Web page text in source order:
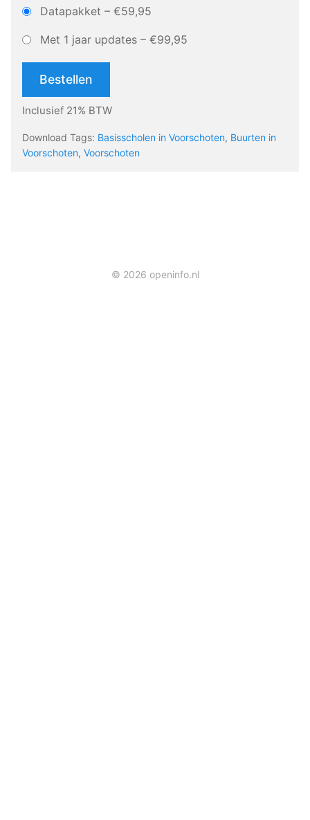
Datapakket – €59,95
Met 1 jaar updates – €99,95
Bestellen
Inclusief 21% BTW
Download Tags: Basisscholen in Voorschoten, Buurten in
Voorschoten, Voorschoten
© 2026 openinfo.nl